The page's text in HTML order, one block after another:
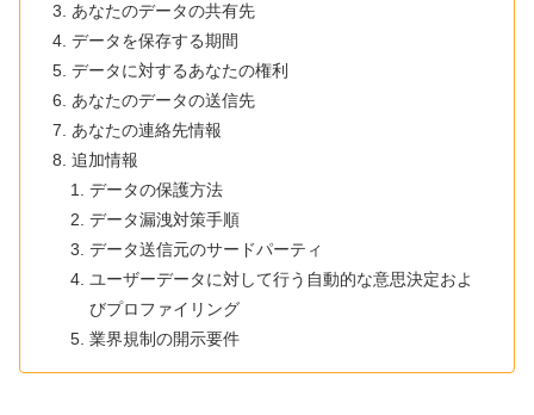
あなたのデータの共有先
データを保存する期間
データに対するあなたの権利
あなたのデータの送信先
あなたの連絡先情報
追加情報
データの保護方法
データ漏洩対策手順
データ送信元のサードパーティ
ユーザーデータに対して行う自動的な意思決定およ
びプロファイリング
業界規制の開示要件